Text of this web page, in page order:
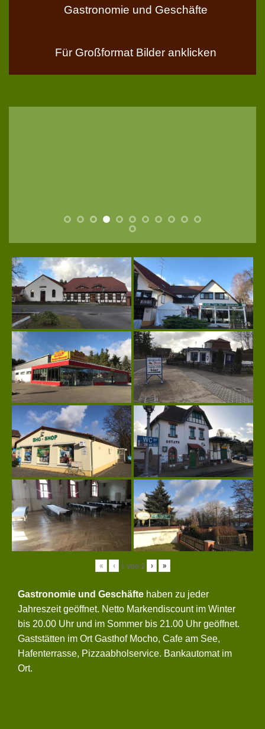
Gastronomie und Geschäfte
Für Großformat Bilder anklicken
« ‹ 1 von 2 › »
Gastronomie und Geschäfte haben zu jeder
Jahreszeit geöffnet. Netto Markendiscount im Winter
bis 20.00 Uhr und im Sommer bis 21.00 Uhr geöffnet.
Gaststätten im Ort Gasthof Mocho, Cafe am See,
Hafenterrasse, Pizzaabholservice. Bankautomat im
Ort.